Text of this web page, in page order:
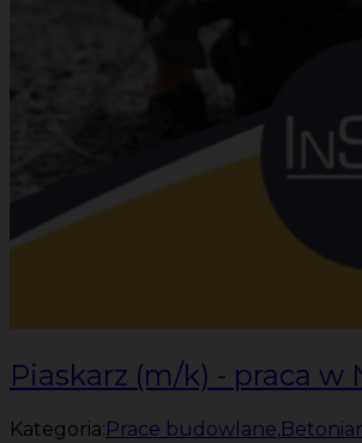
Piaskarz (m/k) - praca w
Kategoria: Prace budowlane,